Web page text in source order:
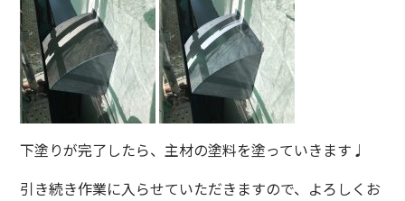
下塗りが完了したら、主材の塗料を塗っていきます♩
引き続き作業に入らせていただきますので、よろしくお